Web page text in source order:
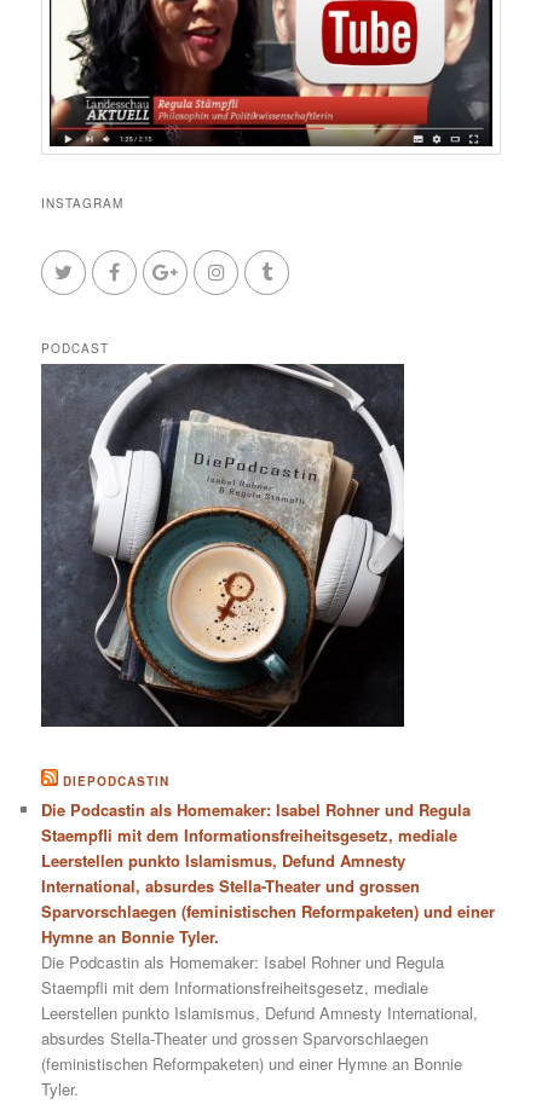
INSTAGRAM
PODCAST
DIEPODCASTIN
Die Podcastin als Homemaker: Isabel Rohner und Regula
Staempfli mit dem Informationsfreiheitsgesetz, mediale
Leerstellen punkto Islamismus, Defund Amnesty
International, absurdes Stella-Theater und grossen
Sparvorschlaegen (feministischen Reformpaketen) und einer
Hymne an Bonnie Tyler.
Die Podcastin als Homemaker: Isabel Rohner und Regula
Staempfli mit dem Informationsfreiheitsgesetz, mediale
Leerstellen punkto Islamismus, Defund Amnesty International,
absurdes Stella-Theater und grossen Sparvorschlaegen
(feministischen Reformpaketen) und einer Hymne an Bonnie
Tyler.